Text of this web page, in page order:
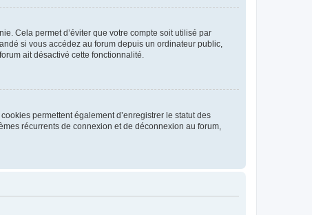
Cela permet d’éviter que votre compte soit utilisé par
si vous accédez au forum depuis un ordinateur public,
ait désactivé cette fonctionnalité.
permettent également d’enregistrer le statut des
récurrents de connexion et de déconnexion au forum,